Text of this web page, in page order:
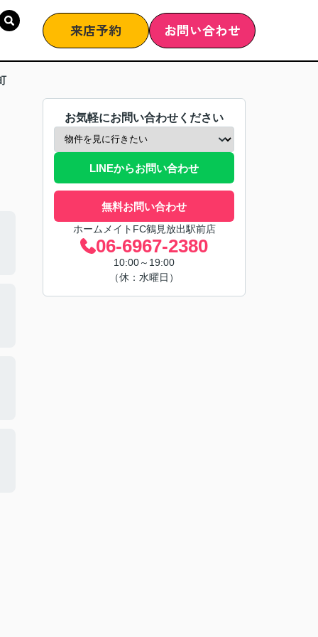
来店予約 お問い合わせ
お気軽にお問い合わせください
LINEからお問い合わせ
無料お問い合わせ
ホームメイトFC鶴見放出駅前店
06-6967-2380
10:00～19:00
（休：水曜日）